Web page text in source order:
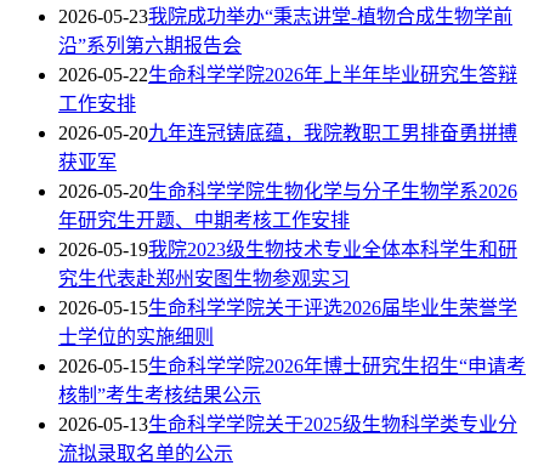
2026-05-23我院成功举办“秉志讲堂-植物合成生物学前
沿”系列第六期报告会
2026-05-22生命科学学院2026年上半年毕业研究生答辩
工作安排
2026-05-20九年连冠铸底蕴，我院教职工男排奋勇拼搏
获亚军
2026-05-20生命科学学院生物化学与分子生物学系2026
年研究生开题、中期考核工作安排
2026-05-19我院2023级生物技术专业全体本科学生和研
究生代表赴郑州安图生物参观实习
2026-05-15生命科学学院关于评选2026届毕业生荣誉学
士学位的实施细则
2026-05-15生命科学学院2026年博士研究生招生“申请考
核制”考生考核结果公示
2026-05-13生命科学学院关于2025级生物科学类专业分
流拟录取名单的公示